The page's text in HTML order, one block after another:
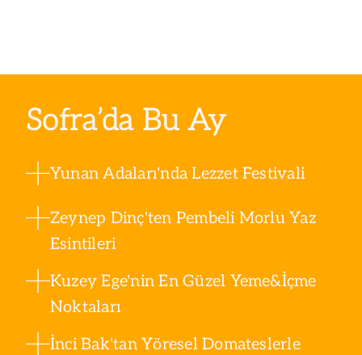
Sofra’da Bu Ay
Yunan Adaları'nda Lezzet Festivali
Zeynep Dinç'ten Pembeli Morlu Yaz
Esintileri
Kuzey Ege'nin En Güzel Yeme&İçme
Noktaları
İnci Bak'tan Yöresel Domateslerle